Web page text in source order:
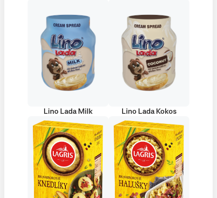
Lino Lada Milk Lino Lada Kokos